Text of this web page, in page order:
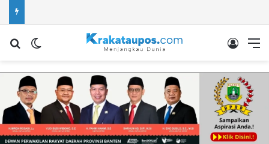
Cari berita...Switch skin Log In